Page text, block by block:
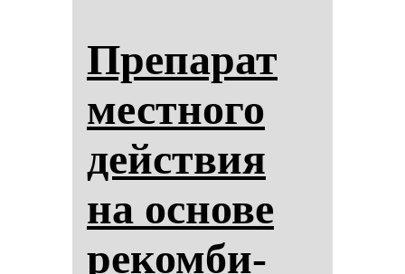
Пре­па­рат
мес­тно­го
действия
на ос­но­ве
ре­ком­би­